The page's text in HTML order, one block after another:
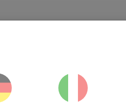
hydrauliques.